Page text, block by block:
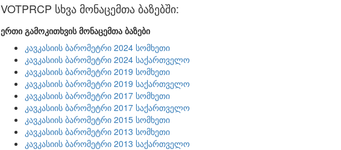
VOTPRCP სხვა მონაცემთა ბაზებში:
ერთი გამოკითხვის მონაცემთა ბაზები
კავკასიის ბარომეტრი 2024 სომხეთი
კავკასიის ბარომეტრი 2024 საქართველო
კავკასიის ბარომეტრი 2019 სომხეთი
კავკასიის ბარომეტრი 2019 საქართველო
კავკასიის ბარომეტრი 2017 სომხეთი
კავკასიის ბარომეტრი 2017 საქართველო
კავკასიის ბარომეტრი 2015 სომხეთი
კავკასიის ბარომეტრი 2013 სომხეთი
კავკასიის ბარომეტრი 2013 საქართველო